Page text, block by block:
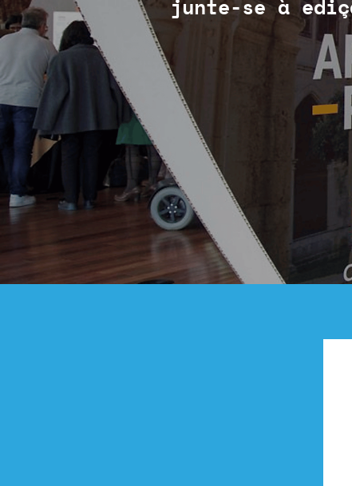
junte-se à